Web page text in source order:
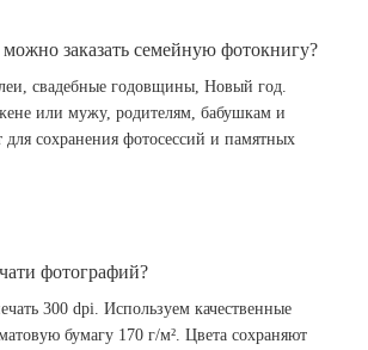
заказать семейную фотокнигу?
свадебные годовщины, Новый год.
или мужу, родителям, бабушкам и
сохранения фотосессий и памятных
фотографий?
300 dpi. Используем качественные
бумагу 170 г/м². Цвета сохраняют